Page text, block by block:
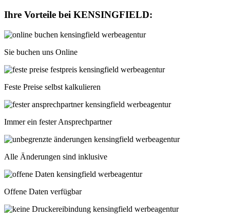
Ihre Vorteile bei KENSINGFIELD:
Sie buchen uns Online
Feste Preise selbst kalkulieren
Immer ein fester Ansprechpartner
Alle Änderungen sind inklusive
Offene Daten verfügbar